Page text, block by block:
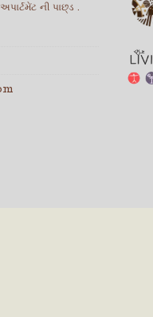
ની પાછ્ડ .